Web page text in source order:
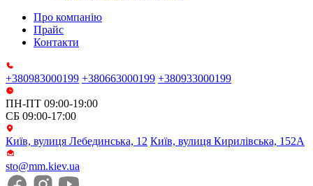
Про компанію
Прайс
Контакти
+380983000199 +380663000199 +380933000199
ПН-ПТ 09:00-19:00
СБ 09:00-17:00
Київ, вулиця Лебединська, 12 Київ, вулиця Кирилівська, 152А
sto@mm.kiev.ua